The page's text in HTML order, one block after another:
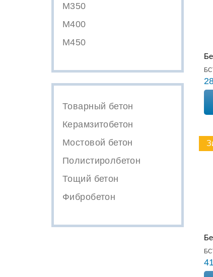
М350
М400
М450
Товарный бетон
Керамзитобетон
Мостовой бетон
Полистиролбетон
Тощий бетон
Фибробетон